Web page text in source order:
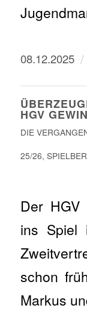
08.12.2025 /
HGV
DIE
25/26,
Der HGV
ins Spiel
schon
Markus